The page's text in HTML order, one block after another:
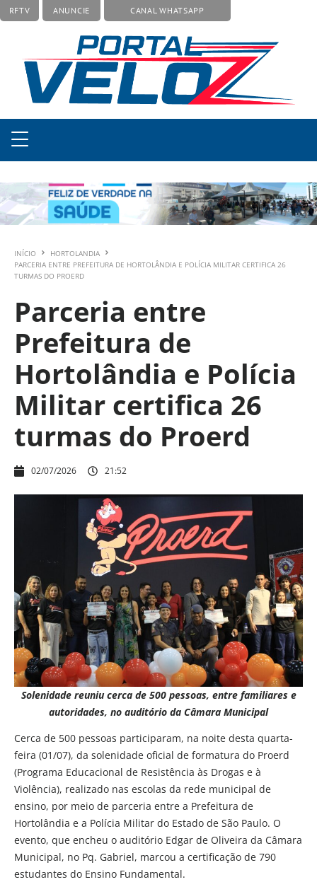
RFTV ANUNCIE CANAL WHATSAPP
INÍCIO
HORTOLANDIA
PARCERIA ENTRE PREFEITURA DE HORTOLÂNDIA E POLÍCIA MILITAR CERTIFICA 26
TURMAS DO PROERD
Parceria entre
Prefeitura de
Hortolândia e Polícia
Militar certifica 26
turmas do Proerd
02/07/2026 21:52
Solenidade reuniu cerca de 500 pessoas, entre familiares e
autoridades, no auditório da Câmara Municipal
Cerca de 500 pessoas participaram, na noite desta quarta-
feira (01/07), da solenidade oficial de formatura do Proerd
(Programa Educacional de Resistência às Drogas e à
Violência), realizado nas escolas da rede municipal de
ensino, por meio de parceria entre a Prefeitura de
Hortolândia e a Polícia Militar do Estado de São Paulo. O
evento, que encheu o auditório Edgar de Oliveira da Câmara
Municipal, no Pq. Gabriel, marcou a certificação de 790
estudantes do Ensino Fundamental.